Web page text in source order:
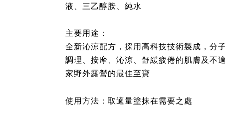
液、三乙醇胺、純水
主要用途：
全新沁涼配方，採用高科技技術製成，分
調理、按摩、沁涼、舒緩疲倦的肌膚及不
家野外露營的最佳至寶
使用方法： 取適量塗抹在需要之處